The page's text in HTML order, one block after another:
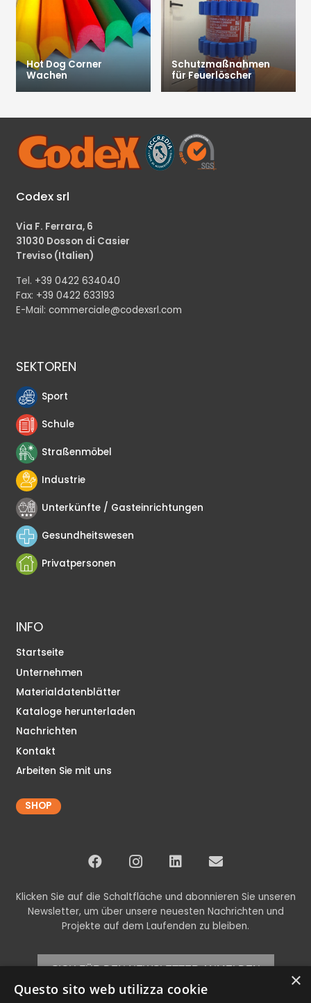
Hot Dog Corner
Wachen
Schutzmaßnahmen
für Feuerlöscher
Codex srl
Via F. Ferrara, 6
31030 Dosson di Casier
Treviso (Italien)
Tel. +39 0422 634040
Fax: +39 0422 633193
E-Mail: commerciale@codexsrl.com
SEKTOREN
Sport
Schule
Straßenmöbel
Industrie
Unterkünfte / Gasteinrichtungen
Gesundheitswesen
Privatpersonen
INFO
Startseite
Unternehmen
Materialdatenblätter
Kataloge herunterladen
Nachrichten
Kontakt
Arbeiten Sie mit uns
SHOP
Klicken Sie auf die Schaltfläche und abonnieren Sie unseren
Newsletter, um über unsere neuesten Nachrichten und
Projekte auf dem Laufenden zu bleiben.
SICH FÜR DEN NEWSLETTER ANMELDEN ×
Questo sito web utilizza cookie